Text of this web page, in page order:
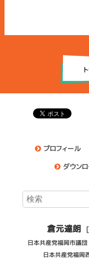
プロフィール
ダウン
倉元達朗
日本共産党福岡市議団
日本共産党福岡